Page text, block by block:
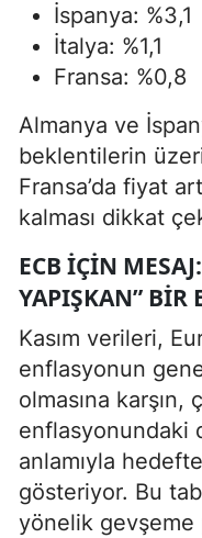
İspanya: %3,1
İtalya: %1,1
Fransa: %0,8
Almanya ve
beklentilerin
Fransa’da fiyat
kalması dikkat
ECB İÇIN
YAPIŞKAN” BIR
Kasım verileri,
enflasyonun
olmasına
enflasyonundaki
anlamıyla
gösteriyor. Bu
yönelik gevşeme